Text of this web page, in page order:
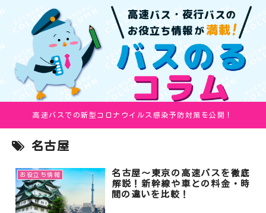
高速バスでの新型コロナウイルス感染予防対策を公開！
名古屋
お役立ち情報
名古屋～東京の高速バスを徹底
解説！新幹線や車との料金・時
間の違いを比較！